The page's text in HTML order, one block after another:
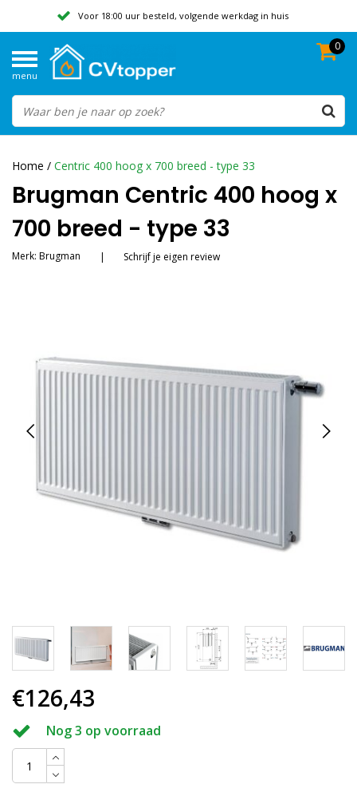
Voor 18:00 uur besteld, volgende werkdag in huis
Beoordeeld met een 9,8
menu
0
Home / Centric 400 hoog x 700 breed - type 33
Brugman Centric 400 hoog x
700 breed - type 33
Merk: Brugman | Schrijf je eigen review
€126,43
Nog 3 op voorraad